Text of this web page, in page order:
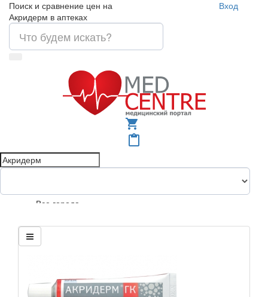
Поиск и сравнение цен на
Акридерм в аптеках
Вход
shopping_cart
content_paste
Все города